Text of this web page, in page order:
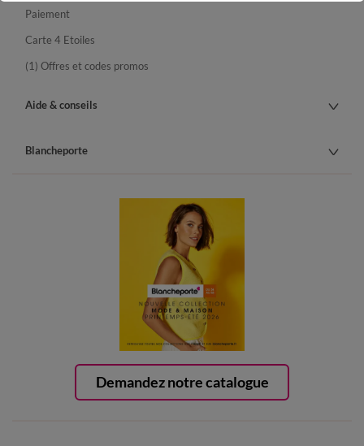
Demandez notre catalogue
Paiement
Carte 4 Etoiles
(1) Offres et codes promos
Aide & conseils
Blancheporte